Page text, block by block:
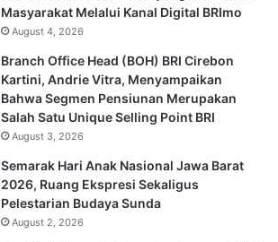
Masyarakat Melalui Kanal Digital BRImo
August 4, 2026
Branch Office Head (BOH) BRI Cirebon
Kartini, Andrie Vitra, Menyampaikan
Bahwa Segmen Pensiunan Merupakan
Salah Satu Unique Selling Point BRI
August 3, 2026
Semarak Hari Anak Nasional Jawa Barat
2026, Ruang Ekspresi Sekaligus
Pelestarian Budaya Sunda
August 2, 2026